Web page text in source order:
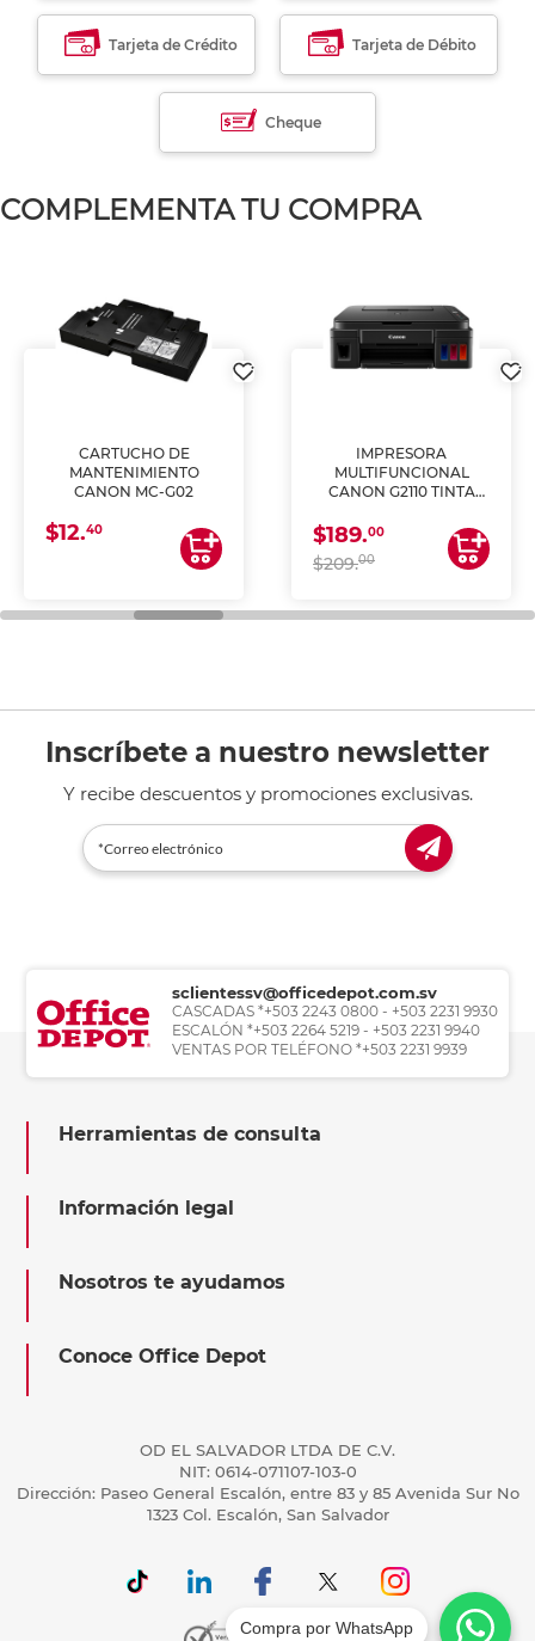
Tarjeta de Crédito Tarjeta de Débito
Cheque
COMPLEMENTA TU COMPRA
CARTUCHO DE
MANTENIMIENTO
CANON MC-G02
$12.40
IMPRESORA
MULTIFUNCIONAL
CANON G2110 TINTA
$189.00
$209.00
Inscríbete a nuestro newsletter
Y recibe descuentos y promociones exclusivas.
sclientessv@officedepot.com.sv
CASCADAS *+503 2243 0800 - +503 2231 9930
ESCALÓN *+503 2264 5219 - +503 2231 9940
VENTAS POR TELÉFONO *+503 2231 9939
Herramientas de consulta
Información legal
Nosotros te ayudamos
Conoce Office Depot
OD EL SALVADOR LTDA DE C.V.
NIT: 0614-071107-103-0
Dirección: Paseo General Escalón, entre 83 y 85 Avenida Sur No
1323 Col. Escalón, San Salvador
Compra por WhatsApp